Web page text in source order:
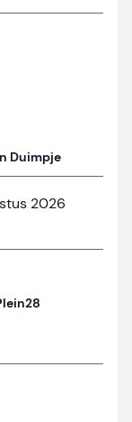
Duimpje
2026